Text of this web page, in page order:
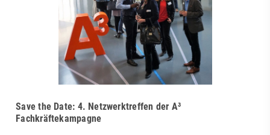
Save the Date: 4. Netzwerktreffen der A³
Fachkräftekampagne